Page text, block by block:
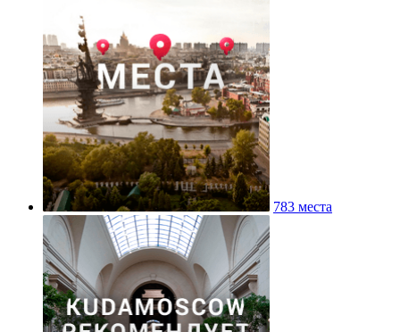
783 места